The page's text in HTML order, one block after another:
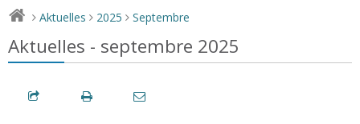
> Aktuelles > 2025 > Septembre
Aktuelles - septembre 2025